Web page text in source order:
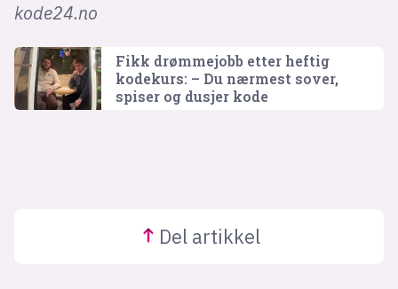
kode24.no
Fikk drømmejobb etter heftig
kodekurs: – Du nærmest sover,
spiser og dusjer kode
Del artikkel